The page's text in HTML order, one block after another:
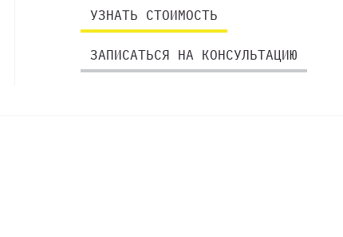
УЗНАТЬ СТОИМОСТЬ
ЗАПИСАТЬСЯ НА КОНСУЛЬТАЦИЮ